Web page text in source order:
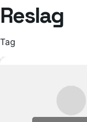
Reslag
Tag